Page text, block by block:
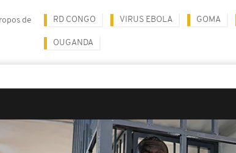
de RD CONGO VIRUS EBOLA GOMA
OUGANDA